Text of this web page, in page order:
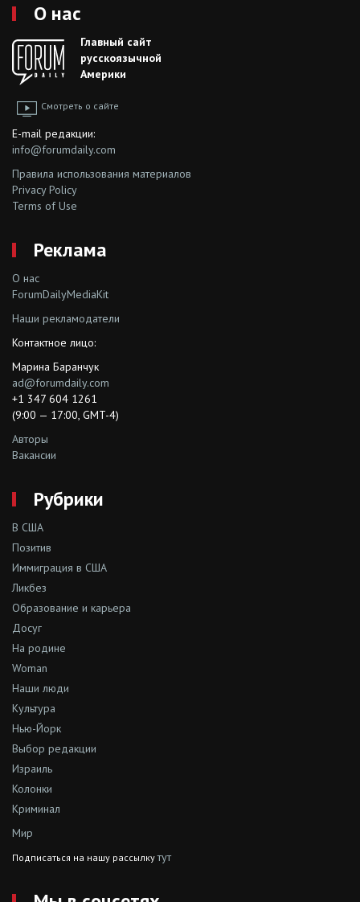
О нас
Главный сайт
русскоязычной
Америки
Смотреть о сайте
E-mail редакции:
info@forumdaily.com
Правила использования материалов
Privacy Policy
Terms of Use
Реклама
О нас
ForumDailyMediaKit
Наши рекламодатели
Контактное лицо:
Марина Баранчук
ad@forumdaily.com
+1 347 604 1261
(9:00 — 17:00, GMT-4)
Авторы
Вакансии
Рубрики
В США
Позитив
Иммиграция в США
Ликбез
Образование и карьера
Досуг
На родине
Woman
Наши люди
Культура
Нью-Йорк
Выбор редакции
Израиль
Колонки
Криминал
Мир
Подписаться на нашу рассылкутут